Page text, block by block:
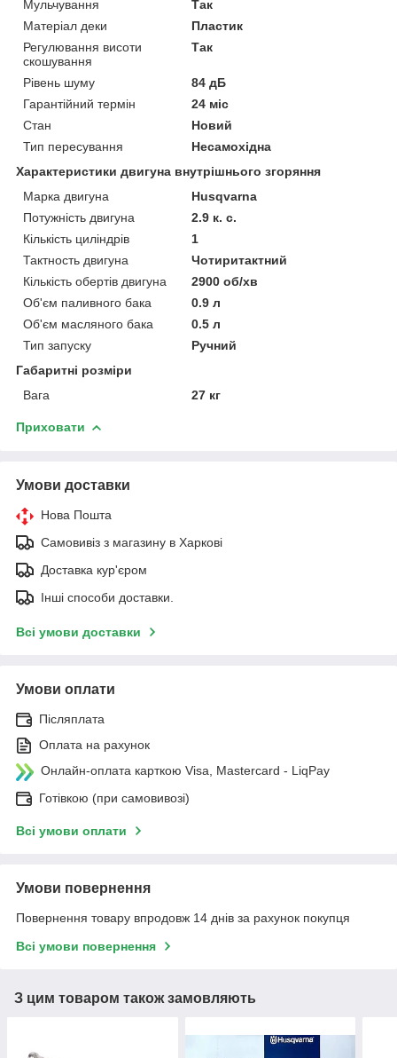
Мульчування
Так
Матеріал деки
Пластик
Регулювання висоти
скошування
Так
Рівень шуму
84 дБ
Гарантійний термін
24 міс
Стан
Новий
Тип пересування
Несамохідна
Характеристики двигуна внутрішнього згоряння
Марка двигуна
Husqvarna
Потужність двигуна
2.9 к. с.
Кількість циліндрів
1
Тактность двигуна
Чотиритактний
Кількість обертів двигуна
2900 об/хв
Об'єм паливного бака
0.9 л
Об'єм масляного бака
0.5 л
Тип запуску
Ручний
Габаритні розміри
Вага
27 кг
Приховати
Умови доставки
Нова Пошта
Самовивіз з магазину в Харкові
Доставка кур'єром
Інші способи доставки.
Всі умови доставки
Умови оплати
Післяплата
Оплата на рахунок
Онлайн-оплата карткою Visa, Mastercard - LiqPay
Готівкою (при самовивозі)
Всі умови оплати
Умови повернення
Повернення товару впродовж 14 днів за рахунок покупця
Всі умови повернення
З цим товаром також замовляють